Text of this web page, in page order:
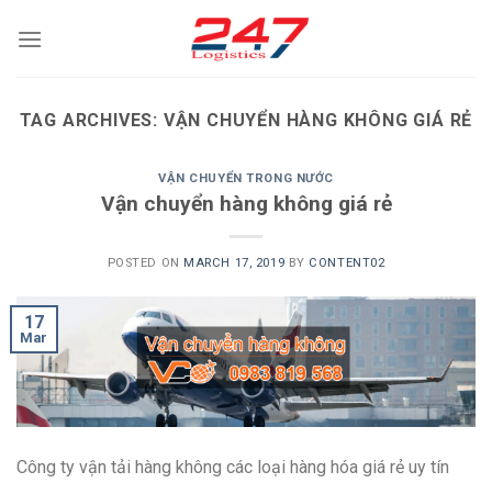
TAG ARCHIVES: VẬN CHUYỂN HÀNG KHÔNG GIÁ RẺ
VẬN CHUYỂN TRONG NƯỚC
Vận chuyển hàng không giá rẻ
POSTED ON MARCH 17, 2019 BY CONTENT02
17
Mar
Công ty vận tải hàng không các loại hàng hóa giá rẻ uy tín